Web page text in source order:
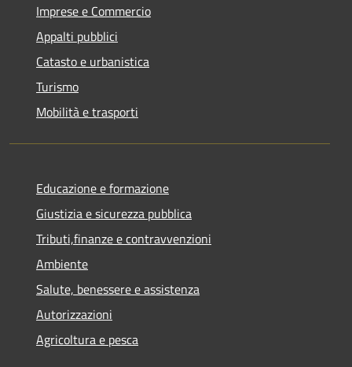
Imprese e Commercio
Appalti pubblici
Catasto e urbanistica
Turismo
Mobilità e trasporti
Educazione e formazione
Giustizia e sicurezza pubblica
Tributi,finanze e contravvenzioni
Ambiente
Salute, benessere e assistenza
Autorizzazioni
Agricoltura e pesca